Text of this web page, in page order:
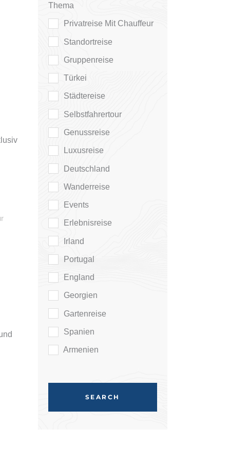
Thema
Privatreise Mit Chauffeur
Standortreise
Gruppenreise
Türkei
Städtereise
Selbstfahrertour
Genussreise
Luxusreise
Deutschland
Wanderreise
Events
Erlebnisreise
Irland
Portugal
England
Georgien
Gartenreise
Spanien
Armenien